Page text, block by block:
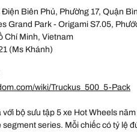
Biên Phủ, Phường 17, Quận
Grand Park - Origami S7.05,
Chí Minh, Vietnam
(Ms Khánh)
wiki/Truckus_500_5-Pack
bộ sưu tập 5 xe Hot Wheels
series. Mỗi chiếc có tỷ lệ